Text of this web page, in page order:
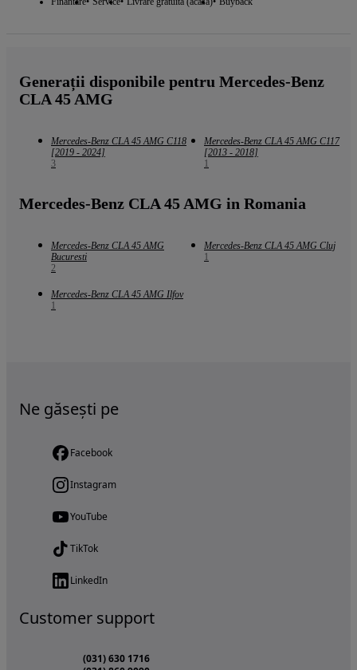
Generații disponibile pentru Mercedes-Benz
CLA 45 AMG
Mercedes-Benz CLA 45 AMG C118
[2019 - 2024]
3
Mercedes-Benz CLA 45 AMG C117
[2013 - 2018]
1
Mercedes-Benz CLA 45 AMG in Romania
Mercedes-Benz CLA 45 AMG
Bucuresti
2
Mercedes-Benz CLA 45 AMG Cluj
1
Mercedes-Benz CLA 45 AMG Ilfov
1
Ne găsești pe
Facebook
Instagram
YouTube
TikTok
LinkedIn
Customer support
(031) 630 1716